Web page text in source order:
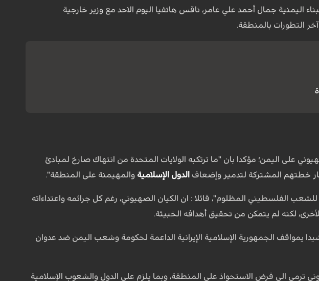
اليمنية جمال أحمد علي عامر، ناقس هاتفيا اليوم الاحد مع وزير خارجية
التطورات بالمنطقة.
على اليمن؛ مؤكدا بان "ما ترتكبه الولايات المتحدة من انتهاك صارخ لمبادئ
خطتهم المشتركة لتدمير وإضعاف الدول الإسلامية والمهيمنة على المنطقة".
الفلسطيني المظلوم"، قائلا : ان الكيان الصهيوني، رغم كل جرائمه واعتداءاته
لكنه لم يتمكن من تحقيق أهدافه الخبيثة.
يمواقف الجمهورية الإسلامية الإيرانية الداعمة لحكومة وشعب اليمن ضد عدوان
ترمي الى فرض الاستحواذ على المنطقة، وبما يلزم على الدول والشعوب الإسلامية